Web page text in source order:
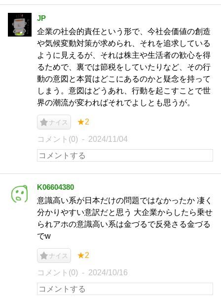
JP
企業の社会的責任という形で、今社会価値の創造
や気候変動対策が求められ、それを追求している
ように見えるが、それは株主や生活者の歓心を得
るためで、裏では節税をしていたりなど、その行
動の意図と本質はどこにあるのかと疑念を持って
しまう。意図はどうあれ、行動を起こすことで世
界の潮流が変わればそれでよしとも思うが。
ナイス ★2
コメント(0) 2024/11/04
K06604380
意識高い系が日本だけの問題ではなかったか 凄く
分かりやすい意訳だと思う 大企業からしたら乗せ
られアホの意識高い系は金づるで反発さる金づる
でw
ナイス ★2
コメント(0) 2024/10/16